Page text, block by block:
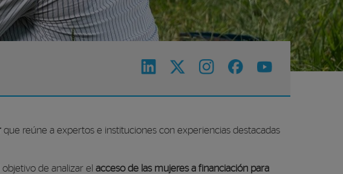
que reúne a expertos e instituciones con experiencias destacadas
de analizar el acceso de las mujeres a financiación para